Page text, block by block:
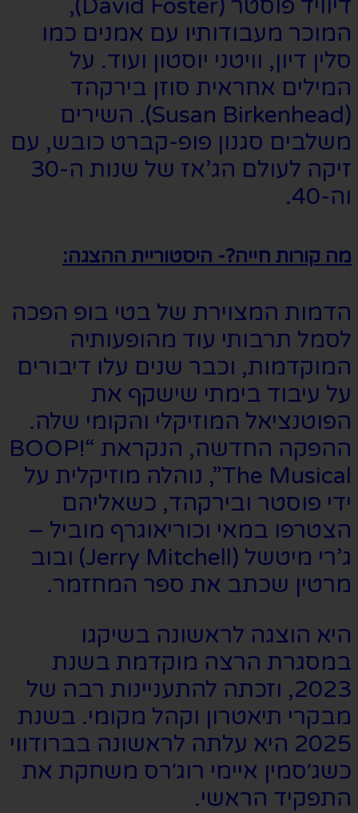
דיוויד פוסטר (David Foster),
המוכר מעבודותיו עם אמנים כמו
סלין דיון, וויטני יוסטון ועוד. על
המילים אחראית סוזן בירקהד
(Susan Birkenhead). השירים
משלבים סגנון פופ-קברט כובש, עם
זיקה לעולם הג’אז של שנות ה-30
וה-40.
מה קורות חייה?- היסטוריית ההצגה:
הדמות המצוירת של בטי בופ הפכה
לסמל תרבותי עוד מהופעותיה
המוקדמות, וכבר שנים עלו דיבורים
על עיבוד בימתי שישקף את
הפוטנציאל המוזיקלי והקומי שלה.
ההפקה החדשה, הנקראת “BOOP!
The Musical”, נוהלה מוזיקלית על
ידי פוסטר ובירקהד, כשאליהם
הצטרפו במאי וכוריאוגרף מוביל –
ג’רי מיטשל (Jerry Mitchell) ובוב
מרטין שכתב את ספר המחזמר.
היא הוצגה לראשונה בשיקגו
במסגרת הרצה מוקדמת בשנת
2023, וזכתה להתעניינות רבה של
מבקרי תיאטרון וקהל מקומי. בשנת
2025 היא עלתה לראשונה בברודווי
כשג׳סמין איימי רוג׳רס משחקת את
התפקיד הראשי.